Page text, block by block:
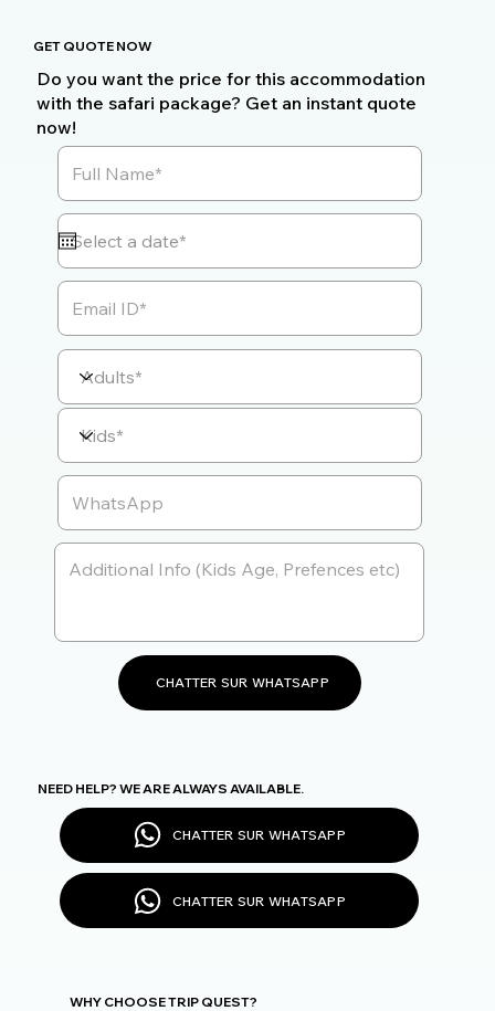
GET QUOTE NOW
Do you want the price for this accommodation
with the safari package? Get an instant quote
now!
CHATTER SUR WHATSAPP
NEED HELP? WE ARE ALWAYS AVAILABLE.
CHATTER SUR WHATSAPP
CHATTER SUR WHATSAPP
WHY CHOOSE TRIP QUEST?